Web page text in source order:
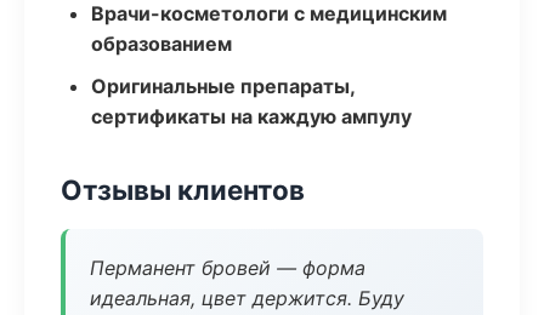
Врачи-косметологи с медицинским
образованием
Оригинальные препараты,
сертификаты на каждую ампулу
Отзывы клиентов
Перманент бровей — форма
идеальная, цвет держится. Буду